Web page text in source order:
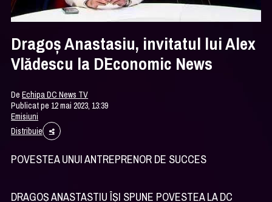
Dragoș Anastasiu, invitatul lui Alex
Vlădescu la D`Economic News
DeEchipa DC News TV
Publicat pe 12 mai 2023, 13:39
Emisiuni
Distribuie
POVESTEA UNUI ANTREPRENOR DE SUCCES
DRAGOȘ ANASTASTIU ÎȘI SPUNE POVESTEA LA DC